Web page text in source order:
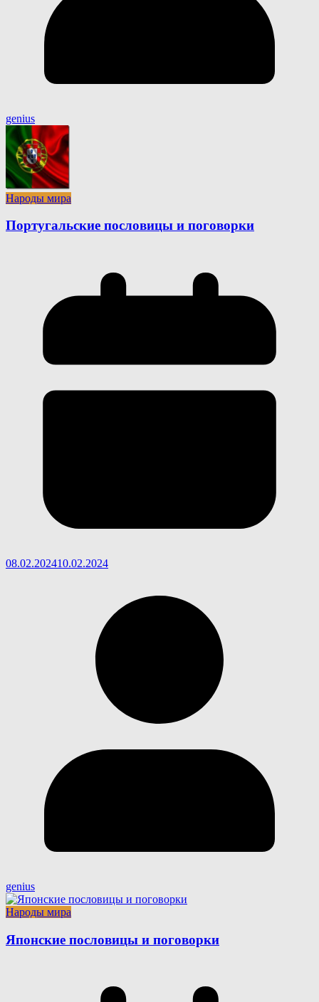
genius
Народы мира
Португальские пословицы и поговорки
08.02.202410.02.2024
genius
Народы мира
Японские пословицы и поговорки